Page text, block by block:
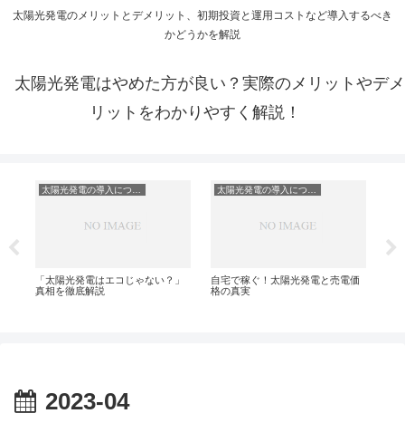
太陽光発電のメリットとデメリット、初期投資と運用コストなど導入するべき
かどうかを解説
太陽光発電はやめた方が良い？実際のメリットやデメ
リットをわかりやすく解説！
「太陽光発電はエコじゃない？」
真相を徹底解説
自宅で稼ぐ！太陽光発電と売電価
格の真実
2023-04